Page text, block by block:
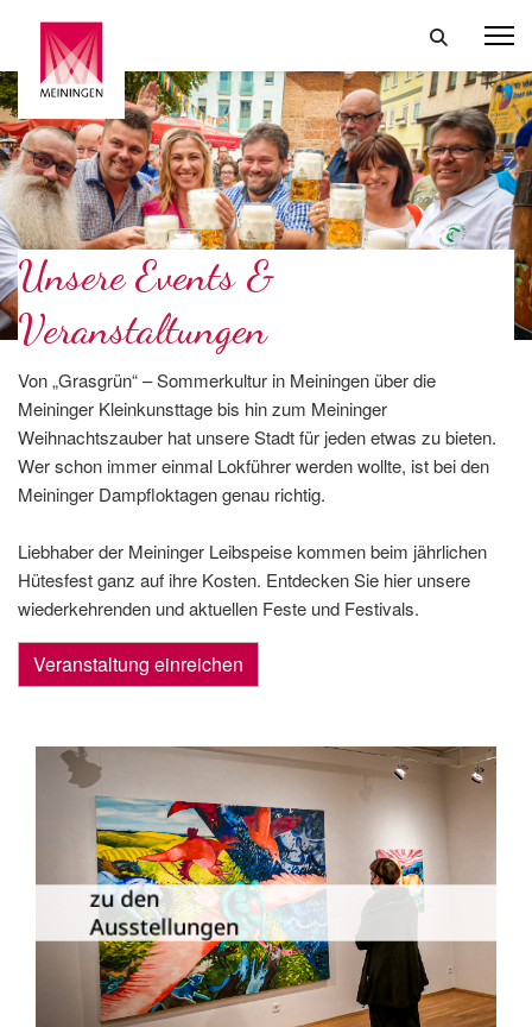
Unsere Events &
Veranstaltungen
Von „Grasgrün“ – Sommerkultur in Meiningen über die
Meininger Kleinkunsttage bis hin zum Meininger
Weihnachtszauber hat unsere Stadt für jeden etwas zu bieten.
Wer schon immer einmal Lokführer werden wollte, ist bei den
Meininger Dampfloktagen genau richtig.
Liebhaber der Meininger Leibspeise kommen beim jährlichen
Hütesfest ganz auf ihre Kosten. Entdecken Sie hier unsere
wiederkehrenden und aktuellen Feste und Festivals.
Veranstaltung einreichen
zu den
Ausstellungen
Die Dauer­ausstellungen in Meiningen
und Umgebung als Übersicht.
zu den Ausstellungen